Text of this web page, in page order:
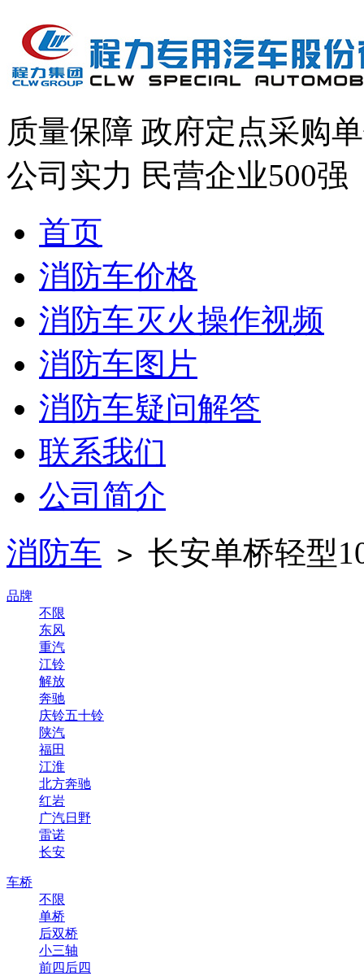
质量保障 政府定点采购
公司实力 民营企业500强
首页
消防车价格
消防车灭火操作视频
消防车图片
消防车疑问解答
联系我们
公司简介
消防车 > 长安单桥轻型
品牌
不限
东风
重汽
江铃
解放
奔驰
庆铃五十铃
陕汽
福田
江淮
北方奔驰
红岩
广汽日野
雷诺
长安
车桥
不限
单桥
后双桥
小三轴
前四后四